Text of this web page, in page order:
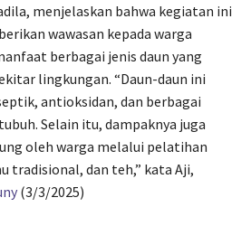
menjelaskan bahwa kegiatan ini
wawasan kepada warga
berbagai jenis daun yang
lingkungan. “Daun-daun ini
antioksidan, dan berbagai
Selain itu, dampaknya juga
oleh warga melalui pelatihan
tradisional, dan teh,” kata Aji,
(3/3/2025)